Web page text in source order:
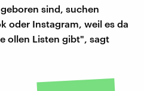
sind, suchen
oder Instagram, weil es da
ollen Listen gibt", sagt